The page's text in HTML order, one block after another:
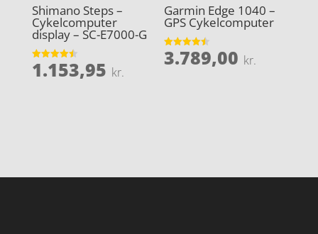
Shimano Steps –
Cykelcomputer
display – SC-E7000-G
Vurderet
4.5
1.153,95 kr.
Garmin Edge 1040 –
GPS Cykelcomputer
Vurderet
4.5
3.789,00 kr.